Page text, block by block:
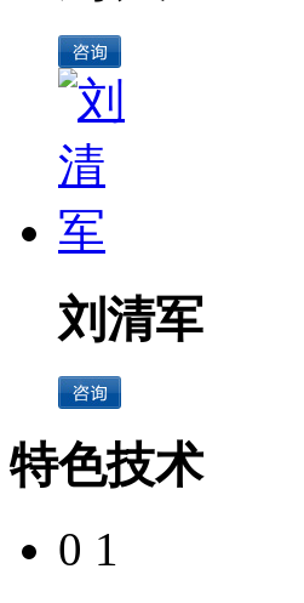
刘清军
特色技术
0 1